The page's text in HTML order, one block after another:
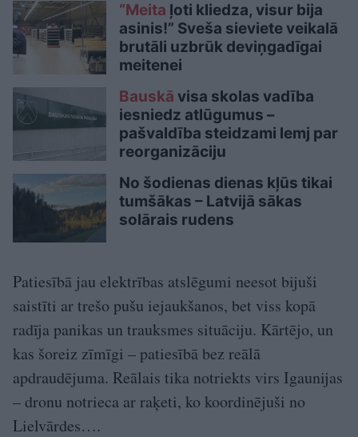
“Meita ļoti kliedza, visur bija
asinis!” Sveša sieviete veikalā
brutāli uzbrūk deviņgadīgai
meitenei
Bauskā visa skolas vadība
iesniedz atlūgumus –
pašvaldība steidzami lemj par
reorganizāciju
No šodienas dienas kļūs tikai
tumšākas – Latvijā sākas
solārais rudens
Patiesībā jau elektrības atslēgumi neesot bijuši
saistīti ar trešo pušu iejaukšanos, bet viss kopā
radīja panikas un trauksmes situāciju. Kārtējo, un
kas šoreiz zīmīgi – patiesībā bez reālā
apdraudējuma. Reālais tika notriekts virs Igaunijas
– dronu notrieca ar raķeti, ko koordinējuši no
Lielvārdes….